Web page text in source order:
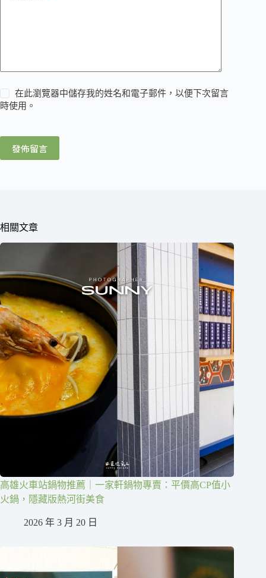
在此瀏覽器中儲存我的姓名和電子郵件，以便下次留言
時使用。
發佈留言
相關文章
高雄火車站鍋物推薦｜一家軒鍋物專賣：平價高CP值小
火鍋，隱藏版熱河街美食
2026 年 3 月 20 日